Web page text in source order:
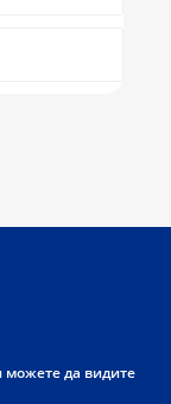
можете да видите